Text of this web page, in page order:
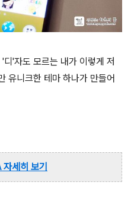
'자도 모르는 내가 이렇게 저
유니크한 테마 하나가 만들어
세히 보기